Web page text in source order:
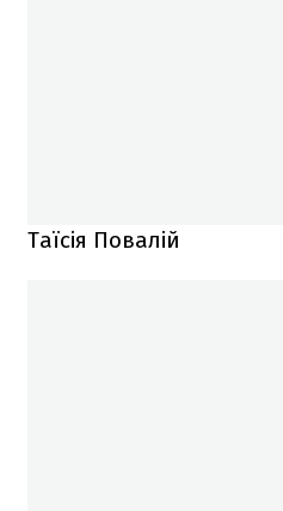
Таїсія Повалій